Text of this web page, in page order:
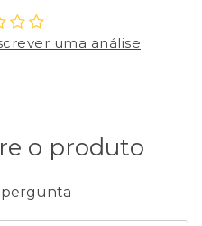
uma análise
o produto
pergunta